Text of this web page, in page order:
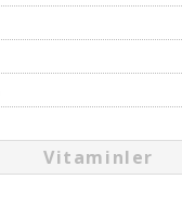
Vitaminler